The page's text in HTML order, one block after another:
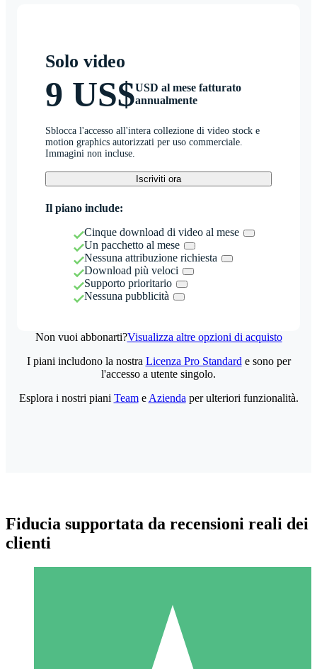
Solo video
9 US$USD al mese fatturato
annualmente
Sblocca l'accesso all'intera collezione di video stock e
motion graphics autorizzati per uso commerciale.
Immagini non incluse.
Iscriviti ora
Il piano include:
Cinque download di video al mese
Un pacchetto al mese
Nessuna attribuzione richiesta
Download più veloci
Supporto prioritario
Nessuna pubblicità
Non vuoi abbonarti?Visualizza altre opzioni di acquisto
Pacchetti di Crediti Individuali
I piani includono la nostra Licenza Pro Standard e sono per
l'accesso a utente singolo.
Esplora i nostri piani Teame Azienda per ulteriori funzionalità.
Fiducia supportata da recensioni reali dei
clienti